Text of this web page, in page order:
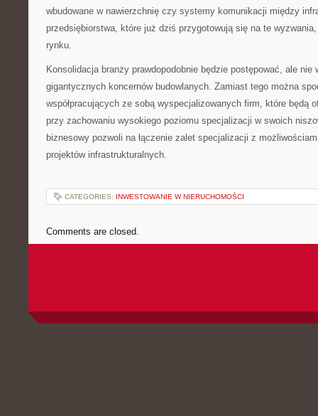
wbudowane w nawierzchnię czy systemy komunikacji między
przedsiębiorstwa, które już dziś przygotowują się na te
rynku.
Konsolidacja branży prawdopodobnie będzie postępować, ale nie
gigantycznych koncernów budowlanych. Zamiast tego można
współpracujących ze sobą wyspecjalizowanych firm, które będą
przy zachowaniu wysokiego poziomu specjalizacji w swoich
biznesowy pozwoli na łączenie zalet specjalizacji z
projektów infrastrukturalnych.
CATEGORIES: INWESTOWANIE W NIERUCHOMOŚCI
Comments are closed.